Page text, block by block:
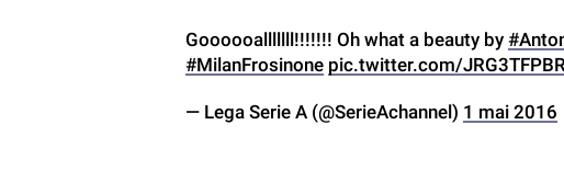
Goooooalllllll!!!!!!! Oh what a beauty by
#MilanFrosinone pic.twitter.com/
— Lega Serie A (@SerieAchannel) 1 mai 2016